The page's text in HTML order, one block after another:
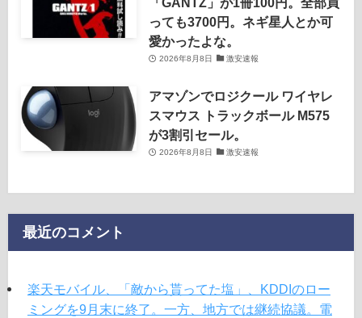
っても3700円。ネギ星人とか可
愛かったよな。
2026年8月8日 激安速報
アマゾンでロジクール ワイヤレ
スマウス トラックボール M575
が3割引セール。
2026年8月8日 激安速報
最近のコメント
楽天モバイル、「敵から貰ってた塩」、KDDIのロー
ミングを9月末に終了。一方、地方では継続協議。電